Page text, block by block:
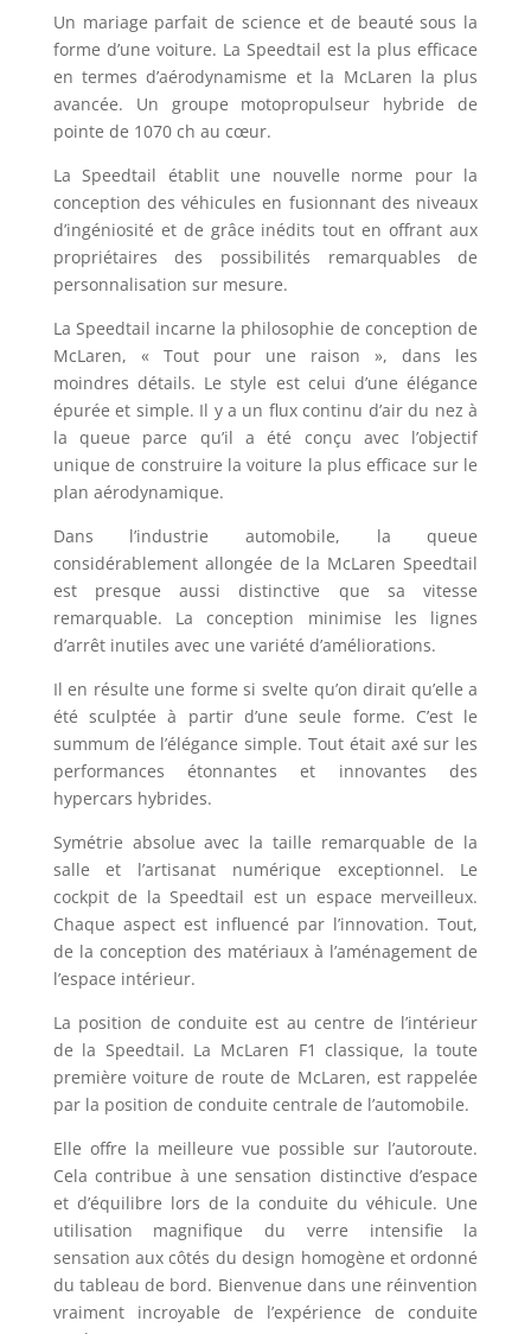
Un mariage parfait de science et de beauté sous la
forme d’une voiture. La Speedtail est la plus efficace
en termes d’aérodynamisme et la McLaren la plus
avancée. Un groupe motopropulseur hybride de
pointe de 1070 ch au cœur.
La Speedtail établit une nouvelle norme pour la
conception des véhicules en fusionnant des niveaux
d’ingéniosité et de grâce inédits tout en offrant aux
propriétaires des possibilités remarquables de
personnalisation sur mesure.
La Speedtail incarne la philosophie de conception de
McLaren, « Tout pour une raison », dans les
moindres détails. Le style est celui d’une élégance
épurée et simple. Il y a un flux continu d’air du nez à
la queue parce qu’il a été conçu avec l’objectif
unique de construire la voiture la plus efficace sur le
plan aérodynamique.
Dans l’industrie automobile, la queue
considérablement allongée de la McLaren Speedtail
est presque aussi distinctive que sa vitesse
remarquable. La conception minimise les lignes
d’arrêt inutiles avec une variété d’améliorations.
Il en résulte une forme si svelte qu’on dirait qu’elle a
été sculptée à partir d’une seule forme. C’est le
summum de l’élégance simple. Tout était axé sur les
performances étonnantes et innovantes des
hypercars hybrides.
Symétrie absolue avec la taille remarquable de la
salle et l’artisanat numérique exceptionnel. Le
cockpit de la Speedtail est un espace merveilleux.
Chaque aspect est influencé par l’innovation. Tout,
de la conception des matériaux à l’aménagement de
l’espace intérieur.
La position de conduite est au centre de l’intérieur
de la Speedtail. La McLaren F1 classique, la toute
première voiture de route de McLaren, est rappelée
par la position de conduite centrale de l’automobile.
Elle offre la meilleure vue possible sur l’autoroute.
Cela contribue à une sensation distinctive d’espace
et d’équilibre lors de la conduite du véhicule. Une
utilisation magnifique du verre intensifie la
sensation aux côtés du design homogène et ordonné
du tableau de bord. Bienvenue dans une réinvention
vraiment incroyable de l’expérience de conduite